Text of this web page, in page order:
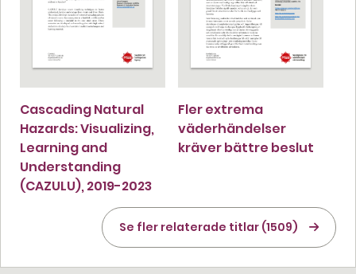
Cascading Natural
Hazards: Visualizing,
Learning and
Understanding
(CAZULU), 2019-2023
Fler extrema
väderhändelser
kräver bättre beslut
Se fler relaterade titlar (1509)